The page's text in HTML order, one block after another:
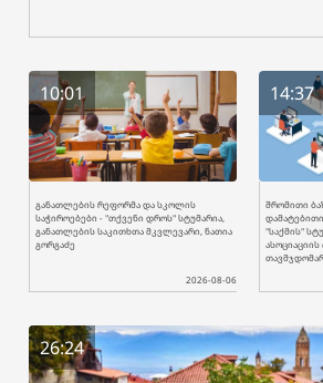
10:01
განათლების რეფორმა და სკოლის
საჭიროებები - "თქვენი დროს" სტუმარია,
განათლების საკითხთა მკვლევარი, ნათია
გორგაძე
2026-08-06
14:37
შრომითი
"საქმის"
26:24